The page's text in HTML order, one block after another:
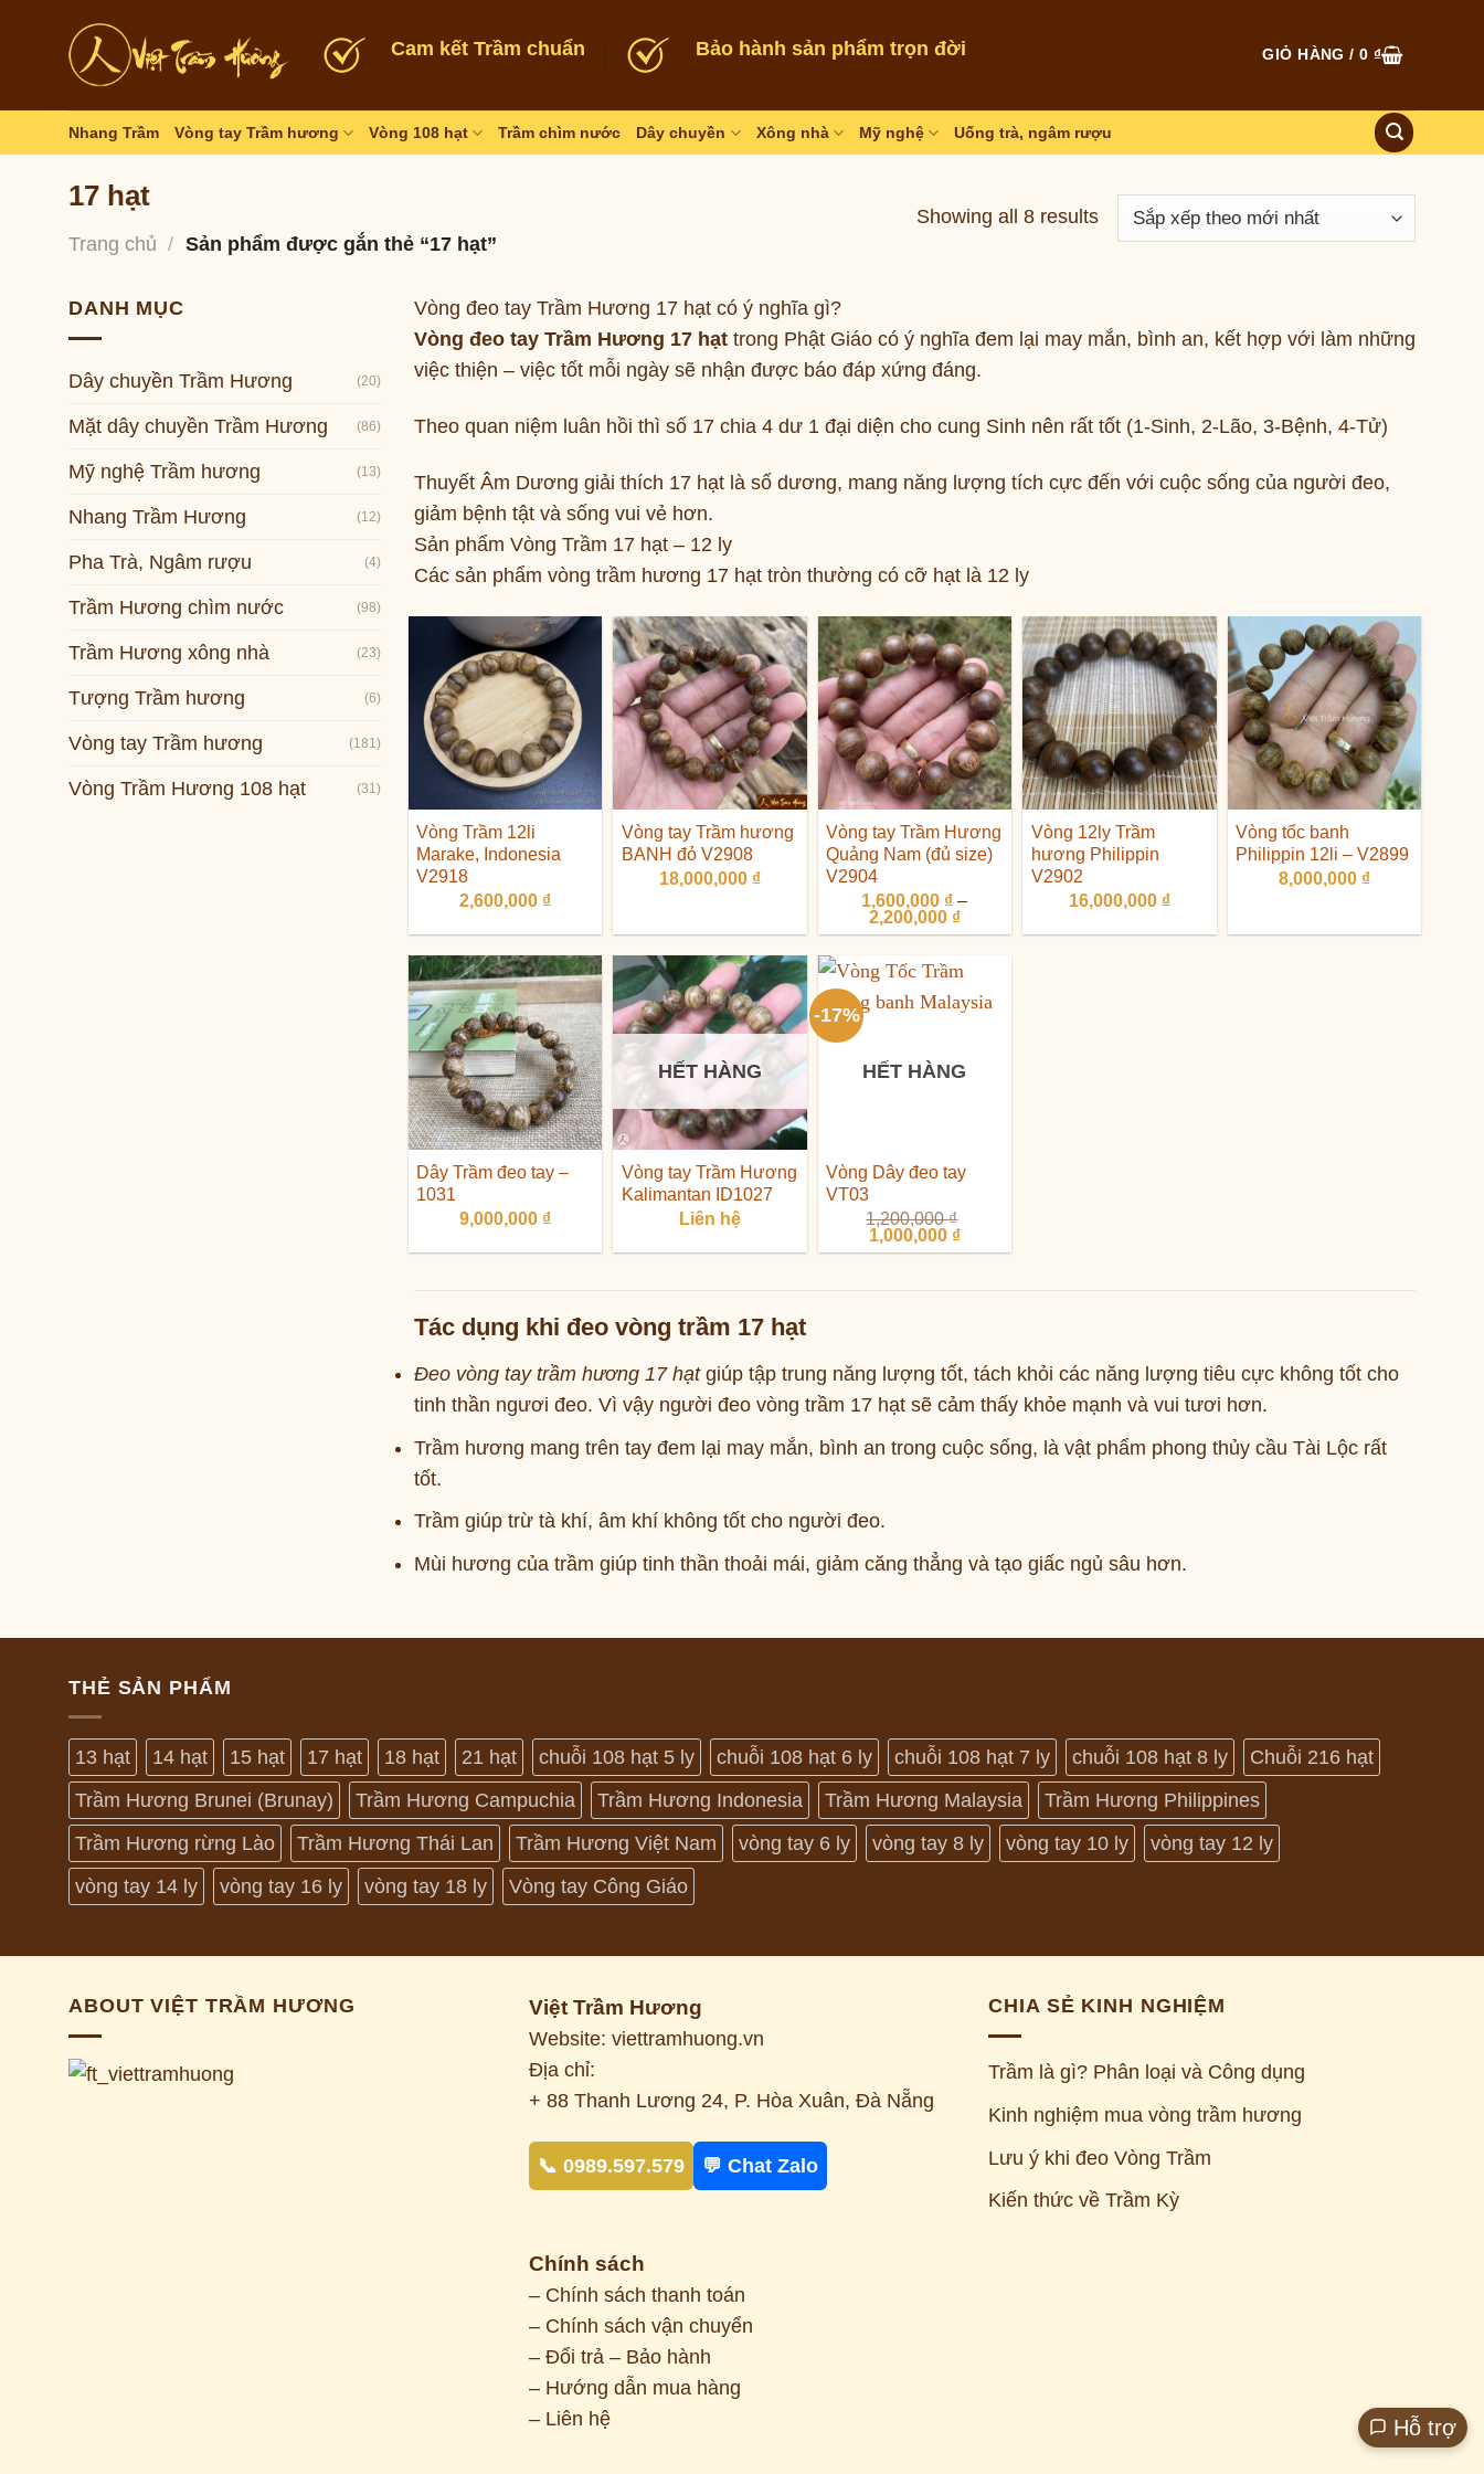
Cam kết Trầm chuẩn Bảo hành sản phẩm trọn đời GIỎ HÀNG /0 ₫
Nhang Trầm Vòng tay Trầm hương Vòng 108 hạt Trầm chìm nước Dây chuyền Xông nhà Mỹ nghệ Uống trà, ngâm rượu
17 hạt
Trang chủ / Sản phẩm được gắn thẻ “17 hạt”
Showing all 8 results
DANH MỤC
Dây chuyền Trầm Hương (20)
Mặt dây chuyền Trầm Hương (86)
Mỹ nghệ Trầm hương (13)
Nhang Trầm Hương (12)
Pha Trà, Ngâm rượu (4)
Trầm Hương chìm nước (98)
Trầm Hương xông nhà (23)
Tượng Trầm hương (6)
Vòng tay Trầm hương (181)
Vòng Trầm Hương 108 hạt (31)
Vòng đeo tay Trầm Hương 17 hạt có ý nghĩa gì?
Vòng đeo tay Trầm Hương 17 hạttrong Phật Giáo có ý nghĩa đem lại may mắn, bình an, kết hợp với làm những
việc thiện – việc tốt mỗi ngày sẽ nhận được báo đáp xứng đáng.
Theo quan niệm luân hồi thì số 17 chia 4 dư 1 đại diện cho cung Sinh nên rất tốt (1-Sinh, 2-Lão, 3-Bệnh, 4-Tử)
Thuyết Âm Dương giải thích 17 hạt là số dương, mang năng lượng tích cực đến với cuộc sống của người đeo,
giảm bệnh tật và sống vui vẻ hơn.
Sản phẩm Vòng Trầm 17 hạt – 12 ly
Các sản phẩm vòng trầm hương 17 hạt tròn thường có cỡ hạt là 12 ly
Vòng Trầm 12li
Marake, Indonesia
V2918
2,600,000 ₫
Vòng tay Trầm hương
BANH đỏ V2908
18,000,000 ₫
Vòng tay Trầm Hương
Quảng Nam (đủ size)
V2904
1,600,000 ₫ –
2,200,000 ₫Khoảng
giá:
1,600,000 ₫
đến
2,200,000 ₫
Vòng 12ly Trầm
hương Philippin
V2902
16,000,000 ₫
Vòng tốc banh
Philippin 12li – V2899
8,000,000 ₫
Dây Trầm đeo tay –
1031
9,000,000 ₫
HẾT HÀNG
Vòng tay Trầm Hương
Kalimantan ID1027
Liên hệ
-17%
HẾT HÀNG
Vòng Dây đeo tay
VT03
1,200,000₫
Giá
gốc
1,000,000 ₫Giá
hiện
Tác dụng khi đeo vòng trầm 17 hạt
Đeo vòng tay trầm hương 17 hạtgiúp tập trung năng lượng tốt, tách khỏi các năng lượng tiêu cực không tốt cho
tinh thần ngươi đeo. Vì vậy người đeo vòng trầm 17 hạt sẽ cảm thấy khỏe mạnh và vui tươi hơn.
Trầm hương mang trên tay đem lại may mắn, bình an trong cuộc sống, là vật phẩm phong thủy cầu Tài Lộc rất
tốt.
Trầm giúp trừ tà khí, âm khí không tốt cho người đeo.
Mùi hương của trầm giúp tinh thần thoải mái, giảm căng thẳng và tạo giấc ngủ sâu hơn.
THẺ SẢN PHẨM
13 hạt 14 hạt 15 hạt 17 hạt 18 hạt 21 hạt chuỗi 108 hạt 5 ly chuỗi 108 hạt 6 ly chuỗi 108 hạt 7 ly chuỗi 108 hạt 8 ly
Chuỗi 216 hạt
Trầm Hương Brunei (Brunay)
Trầm Hương Campuchia Trầm Hương Indonesia Trầm Hương Malaysia
Trầm Hương Philippines
Trầm Hương rừng Lào
Trầm Hương Thái Lan Trầm Hương Việt Nam vòng tay 6 ly vòng tay 8 ly vòng tay 10 ly
vòng tay 12 ly
vòng tay 14 ly
vòng tay 16 ly vòng tay 18 ly Vòng tay Công Giáo
ABOUT VIỆT TRẦM HƯƠNG Việt Trầm Hương
Website: viettramhuong.vn
Địa chỉ:
+ 88 Thanh Lương 24, P. Hòa Xuân, Đà Nẵng
📞 0989.597.579 💬 Chat Zalo
Chính sách
– Chính sách thanh toán
– Chính sách vận chuyển
– Đổi trả – Bảo hành
– Hướng dẫn mua hàng
– Liên hệ
CHIA SẺ KINH NGHIỆM
Trầm là gì? Phân loại và Công dụng
Kinh nghiệm mua vòng trầm hương
Lưu ý khi đeo Vòng Trầm
Kiến thức về Trầm Kỳ
Hỗ trợ